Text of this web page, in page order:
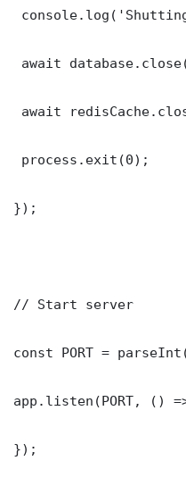
await
await
process.exit(0);
});
// Start server
const PORT =
app.listen(PORT, ()
});